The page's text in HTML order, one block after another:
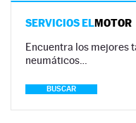
SERVICIOS ELMOTOR
Encuentra los mejores
neumáticos…
BUSCAR